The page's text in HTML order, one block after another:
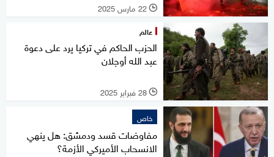
l 22 مارس 2025
عالم
الحزب الحاكم في تركيا يرد على دعوة
عبد الله أوجلان
l 28 فبراير 2025
خاص
مفاوضات قسد ودمشق: هل ينهي
الانسحاب الأميركي الأزمة؟